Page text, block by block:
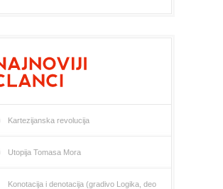
Kartezijanska revolucija
Utopija Tomasa Mora
Konotacija i denotacija (gradivo Logika, deo